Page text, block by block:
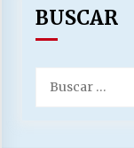
BUSCAR
por: